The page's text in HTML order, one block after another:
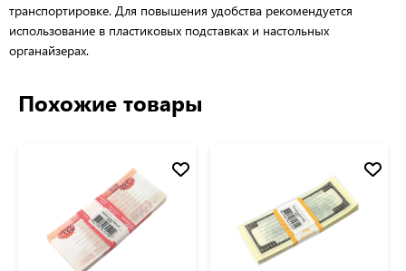
транспортировке. Для повышения удобства рекомендуется
использование в пластиковых подставках и настольных
органайзерах.
Похожие товары